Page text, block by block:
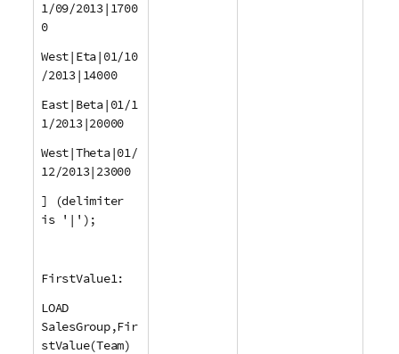
1/09/2013|1700
0
West|Eta|01/10
/2013|14000
East|Beta|01/1
1/2013|20000
West|Theta|01/
12/2013|23000
] (delimiter
is '|');
FirstValue1:
LOAD
SalesGroup,Fir
stValue(Team)